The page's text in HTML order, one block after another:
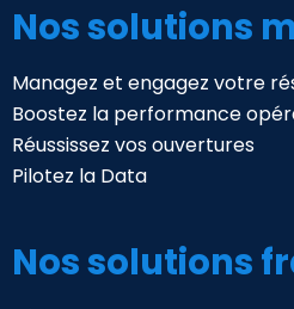
Nos solutions
Managez et engagez votre
Boostez la performance
Réussissez vos ouvertures
Pilotez la Data
Nos solutions